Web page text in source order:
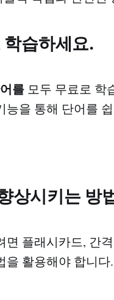
습하세요.
를 모두 무료로 학
을 통해 단어를
상시키는 방
플래시카드, 간
을 활용해야 합니